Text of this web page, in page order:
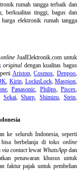
rumah tangga terbaik dan
berkualitas tinggi, bagus dan
elektronik rumah tangga
onlineJualElektronik.com untuk
original dengan kualitas bagus
Ariston,Cosmos ,Denpoo
Kirin, LocknLock,Maspion
,Panasonic Philips, Pisces
Sekai,Sharp ,Shimizu ,Stein
ke seluruh Indonesia, seperti
berbelanja di tokoonline
via contactlewat WhatsAppdan
penawaran khusus untuk
faktur pajak untuk pembelian